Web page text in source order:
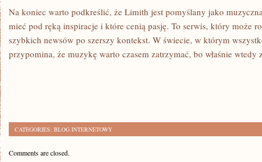
Na koniec warto podkreślić, że Limith jest pomyślany jako
mieć pod ręką inspiracje i które cenią pasję. To serwis, który może
szybkich newsów po szerszy kontekst. W świecie, w którym
przypomina, że muzykę warto czasem zatrzymać, bo właśnie wtedy
CATEGORIES: BLOG INTERNETOWY
Comments are closed.